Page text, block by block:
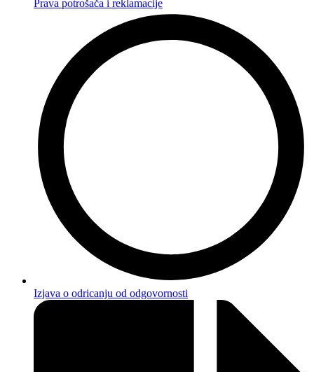
Prava potrošača i reklamacije
Izjava o odricanju od odgovornosti